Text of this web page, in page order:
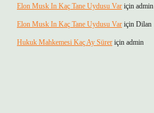
Elon Musk In Kaç Tane Uydusu Var için admin
Elon Musk In Kaç Tane Uydusu Var için Dilan
Hukuk Mahkemesi Kaç Ay Sürer için admin